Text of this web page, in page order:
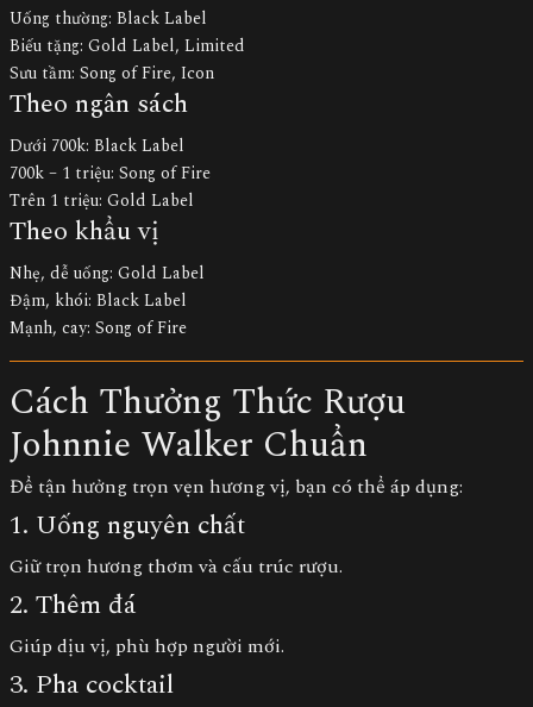
Uống thường: Black Label
Biếu tặng: Gold Label, Limited
Sưu tầm: Song of Fire, Icon
Theo ngân sách
Dưới 700k: Black Label
700k – 1 triệu: Song of Fire
Trên 1 triệu: Gold Label
Theo khẩu vị
Nhẹ, dễ uống: Gold Label
Đậm, khói: Black Label
Mạnh, cay: Song of Fire
Cách Thưởng Thức Rượu
Johnnie Walker Chuẩn
Để tận hưởng trọn vẹn hương vị, bạn có thể áp dụng:
1. Uống nguyên chất
Giữ trọn hương thơm và cấu trúc rượu.
2. Thêm đá
Giúp dịu vị, phù hợp người mới.
3. Pha cocktail